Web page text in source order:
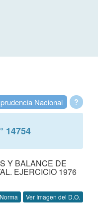
?
Nacional
14754
Y BALANCE DE
EJERCICIO 1976
Ver Imagen del D.O.